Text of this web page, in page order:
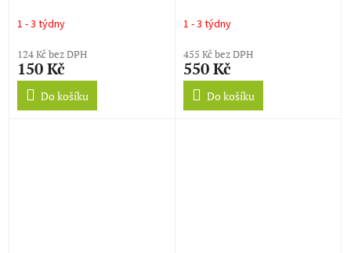
1 - 3 týdny
124 Kč bez DPH
150 Kč
Do košíku
The Three Doctors / The
1 - 3 týdny
455 Kč bez DPH
550 Kč
Do košíku